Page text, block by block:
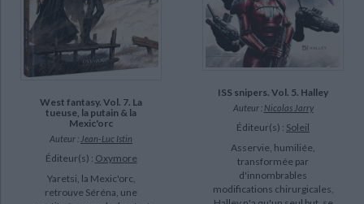
West fantasy. Vol. 7. La
tueuse, la putain & la
Mexic'orc
Auteur : Jean-Luc Istin
Éditeur(s) : Oxymore
Yaretsi, la Mexic'orc,
retrouve Séréna, une
ISS snipers. Vol. 5. Halley
Auteur : Nicolas Jarry
Éditeur(s) : Soleil
Asservie, humiliée,
transformée par
d'innombrables
modifications chirurgicales,